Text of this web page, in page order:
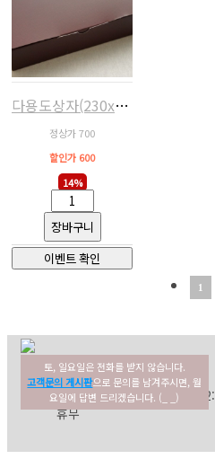
다용도상자(230x110x55,브라운)
정상가 700
할인가 600
14%
1
토, 일요일은 전화를 받지 않습니다.
고객문의 게시판으로 문의를 남겨주시면, 월
요일에 답변 드리겠습니다. (_ _)
고객센터 02-354-3022
평일: 09:30~17:30 (점심:
휴무